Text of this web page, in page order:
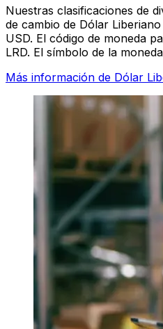
Nuestras clasificaciones de
de cambio de Dólar
USD. El código de moneda
LRD. El símbolo de la
Más información de Dólar